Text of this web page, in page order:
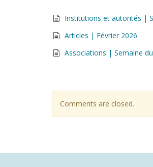
Institutions et autorités |
Articles | Février 2026
Associations | Semaine
Comments are closed.